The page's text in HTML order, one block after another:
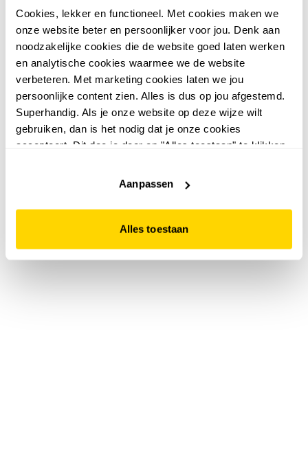
Cookies, lekker en functioneel. Met cookies maken we
onze website beter en persoonlijker voor jou. Denk aan
noodzakelijke cookies die de website goed laten werken
en analytische cookies waarmee we de website
verbeteren. Met marketing cookies laten we jou
persoonlijke content zien. Alles is dus op jou afgestemd.
Superhandig. Als je onze website op deze wijze wilt
gebruiken, dan is het nodig dat je onze cookies
accepteert. Dit doe je door op "Alles toestaan" te klikken.
website niet optimaal functioneert.
Aanpassen
Alles toestaan